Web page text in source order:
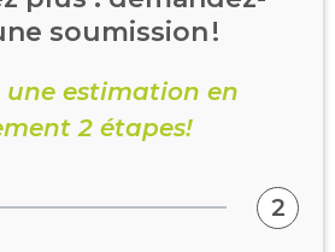
soumission !
une estimation en
2 étapes!
2